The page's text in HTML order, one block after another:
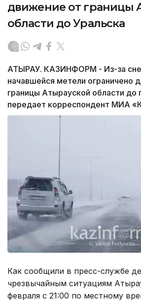
движение от границы
области до Уральска
АТЫРАУ. КАЗИНФОРМ - Из-за
начавшейся метели ограничено
границы Атырауской области до
передает корреспондент МИА
Как сообщили в пресс-службе
чрезвычайным ситуациям
февраля с 21:00 по местному